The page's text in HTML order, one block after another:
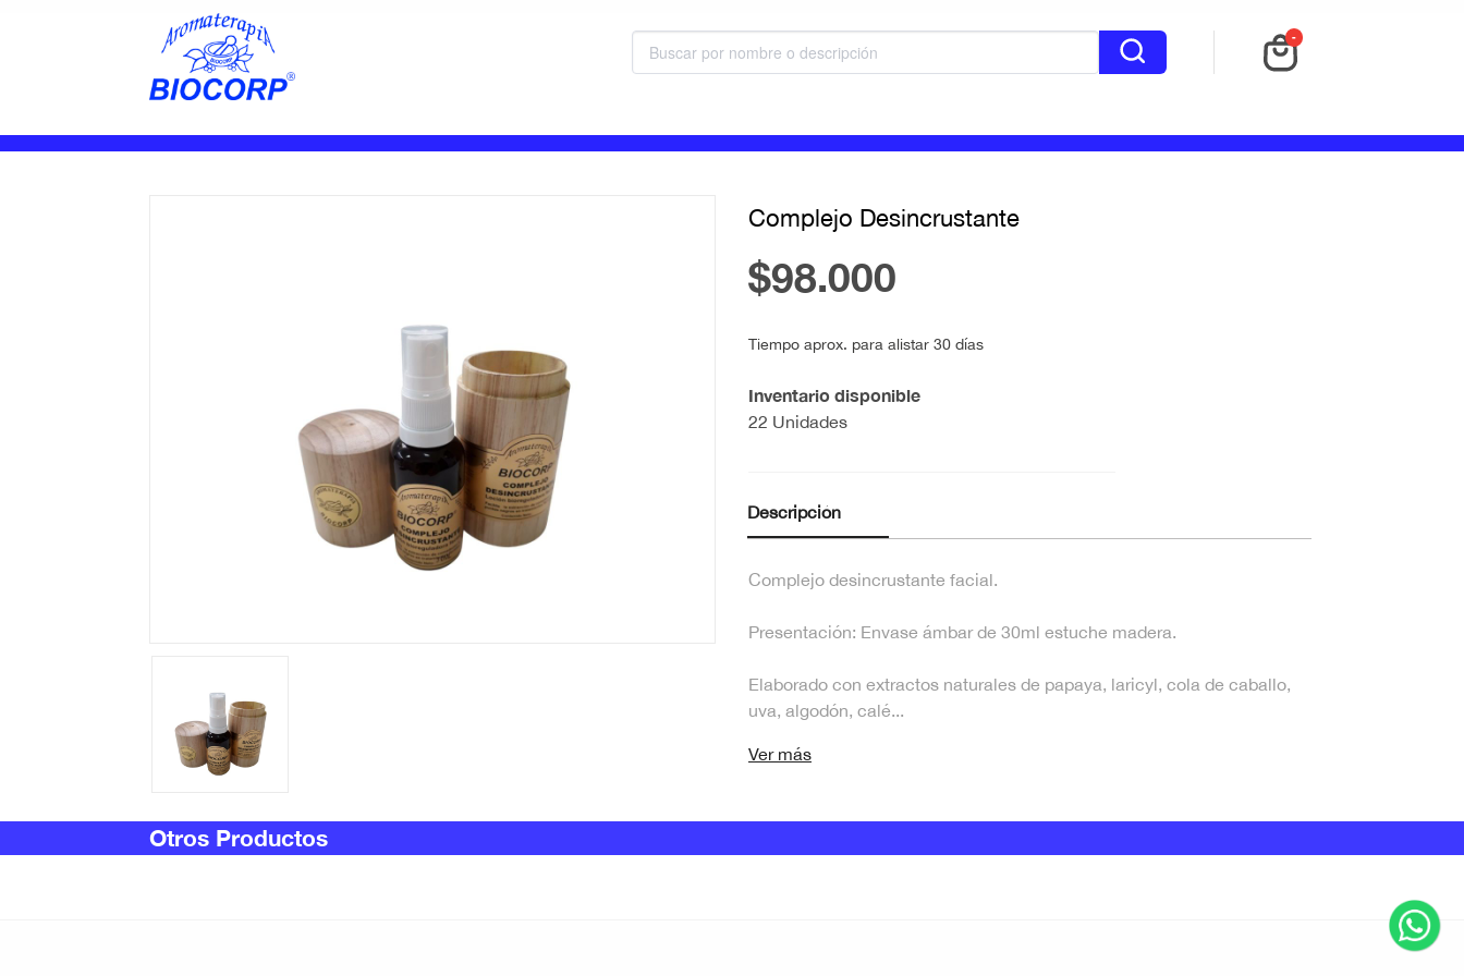
-
Complejo Desincrustante
$98.000
Tiempo aprox. para alistar 30 días
Inventario disponible
22 Unidades
Descripción
Complejo desincrustante facial.
Presentación: Envase ámbar de 30ml estuche madera.
Elaborado con extractos naturales de papaya, laricyl, cola de caballo,
uva, algodón, calé...
Ver más
Otros Productos